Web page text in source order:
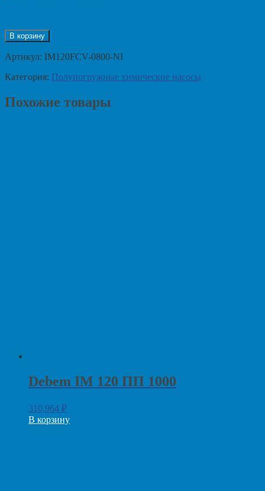
В корзину
Артикул: IM120FCV-0800-NI
Категория: Полупогружные химические насосы
Похожие товары
Debem IM 120 ПП 1000
310,964 ₽
В корзину